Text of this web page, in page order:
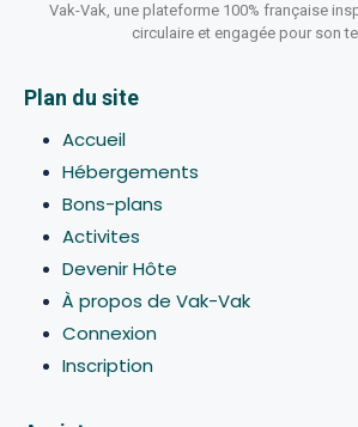
Vak-Vak, une plateforme 100% française
circulaire et engagée pour son
Plan du site
Accueil
Hébergements
Bons-plans
Activites
Devenir Hôte
À propos de Vak-Vak
Connexion
Inscription